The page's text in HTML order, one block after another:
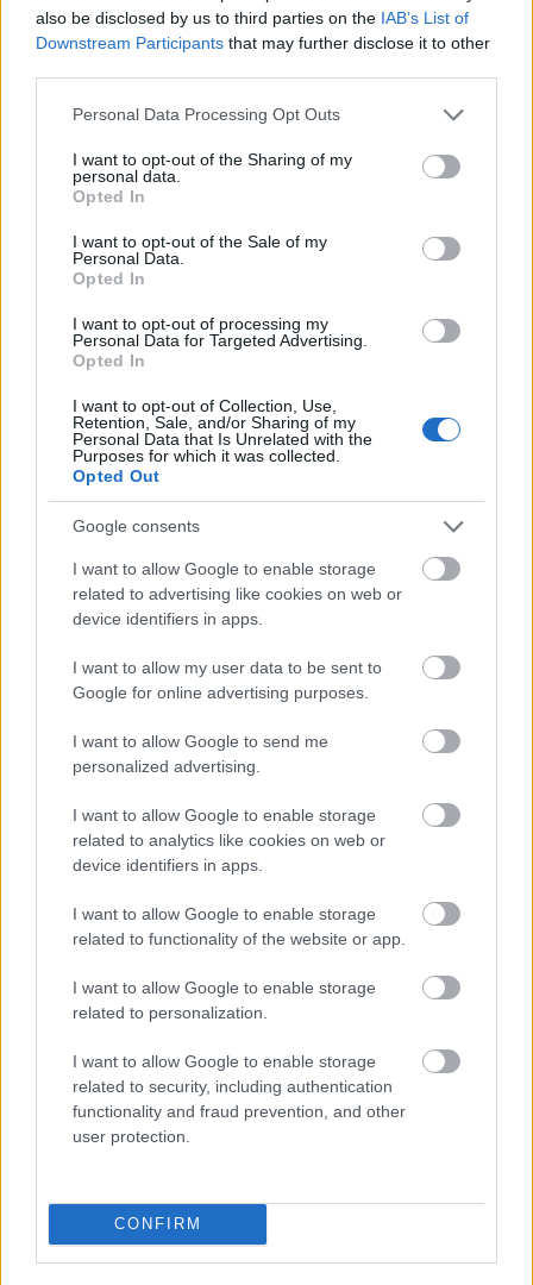
also be disclosed by us to third parties on the IAB’s List of
Downstream Participants that may further disclose it to other
Please note that this website/app uses one or more Google
not limited to your visit or usage behaviour. You may click to
grant or deny consent to Google and its third-party tags to
use your data for below specified purposes in below Google
consent section.
Personal Data Processing Opt Outs
I want to opt-out of the Sharing of my
personal data.
Opted In
I want to opt-out of the Sale of my
Personal Data.
Opted In
I want to opt-out of processing my
Personal Data for Targeted Advertising.
Opted In
I want to opt-out of Collection, Use,
Retention, Sale, and/or Sharing of my
Personal Data that Is Unrelated with the
Purposes for which it was collected.
Opted Out
Google consents
I want to allow Google to enable storage
related to advertising like cookies on web or
device identifiers in apps.
I want to allow my user data to be sent to
Google for online advertising purposes.
I want to allow Google to send me
personalized advertising.
I want to allow Google to enable storage
related to analytics like cookies on web or
device identifiers in apps.
I want to allow Google to enable storage
related to functionality of the website or app.
I want to allow Google to enable storage
related to personalization.
I want to allow Google to enable storage
related to security, including authentication
functionality and fraud prevention, and other
user protection.
CONFIRM
Az új rendszer a 3D nyomtatás egyik korlátját
hivatott megszüntetni – nagy részeket eddig az
több részben lehetett printelni.
A korábban elfogadott geometriai határokat kitoló,
és ezzel új alkalmazásoknak teret nyitó rugalmas
rendszer erre a problémára kínál az egész iparágat
érintő megoldást. Az SLM technológiájának
köszönhetően eddig elképzelhetetlen hosszúságú,
magasságú fémnyomatok várhatók a közeli jövőben.
méter magas hengerformájú, vagy 3x1,1x1,2
méteres nyomatok hozhatók létre, óránkénti 330
Címkék:jövő nyomtatók fémnyomtatás SLM
Ajánlott bejegyzések:
Ellenáll-e a 3D nyomtatott volfrám egy
atomreaktor extrém körülményeinek?